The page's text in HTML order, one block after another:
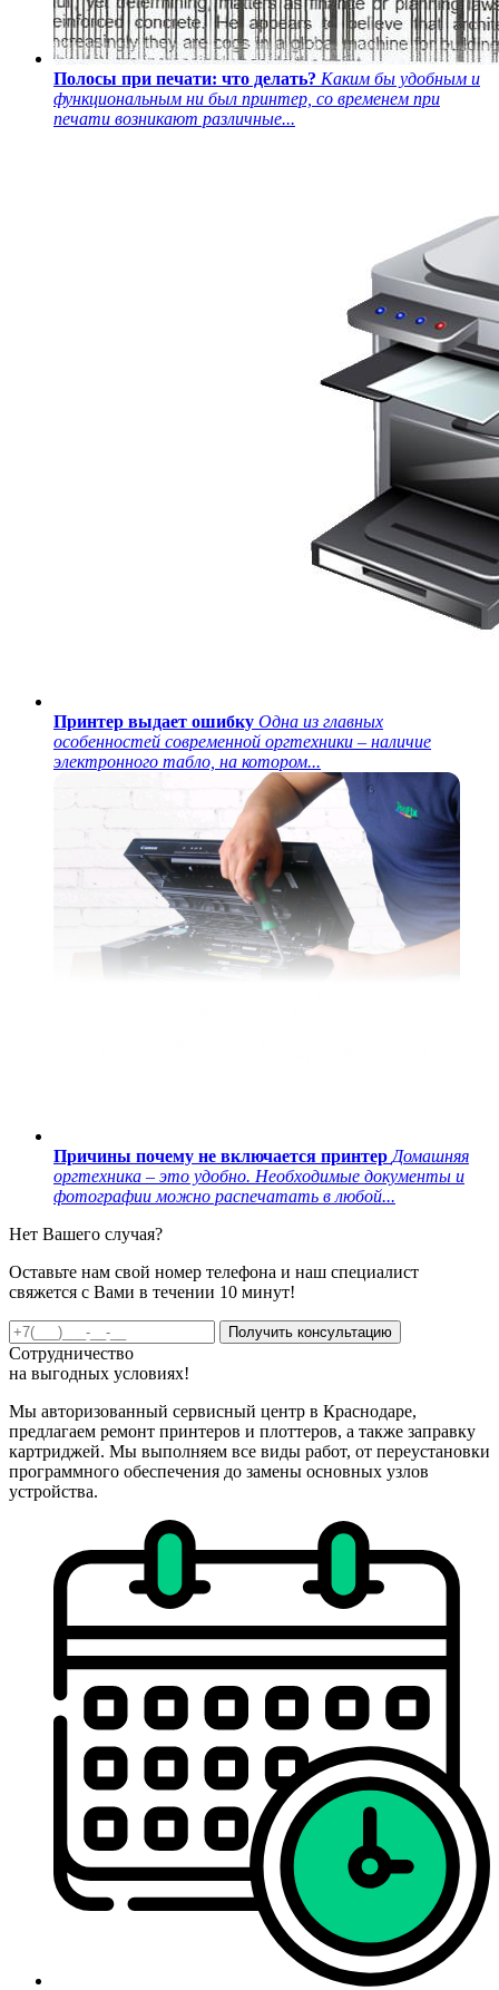
Полосы при печати: что делать? Каким бы удобным и
функциональным ни был принтер, со временем при
печати возникают различные...
Принтер выдает ошибку Одна из главных
особенностей современной оргтехники – наличие
электронного табло, на котором...
Причины почему не включается принтер Домашняя
оргтехника – это удобно. Необходимые документы и
фотографии можно распечатать в любой...
Нет Вашего случая?
Оставьте нам свой номер телефона и наш специалист
свяжется с Вами в течении 10 минут!
Получить консультацию
Сотрудничество
на выгодных условиях!
Мы авторизованный сервисный центр в Краснодаре,
предлагаем ремонт принтеров и плоттеров, а также заправку
картриджей. Мы выполняем все виды работ, от переустановки
программного обеспечения до замены основных узлов
устройства.